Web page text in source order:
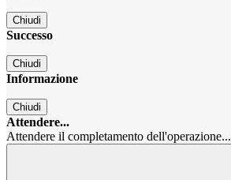
Chiudi
Successo
Chiudi
Informazione
Chiudi
Attendere...
Attendere il completamento dell'operazione...